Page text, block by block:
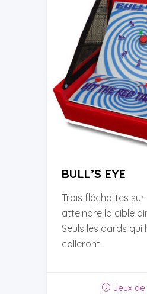
BULL’S EYE
Trois fléchettes
atteindre la cible
Seuls les dards
colleront.
Jeux